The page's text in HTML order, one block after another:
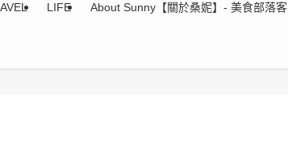
LIFE About Sunny【關於桑妮】- 美食部落客